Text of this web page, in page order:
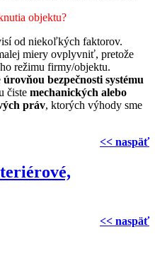
objektu?
od niekoľkých faktorov.
miery ovplyvniť, pretože
režimu firmy/objektu.
úrovňou bezpečnosti systému
čiste mechanických alebo
práv, ktorých výhody sme
<< naspäť
<< naspäť